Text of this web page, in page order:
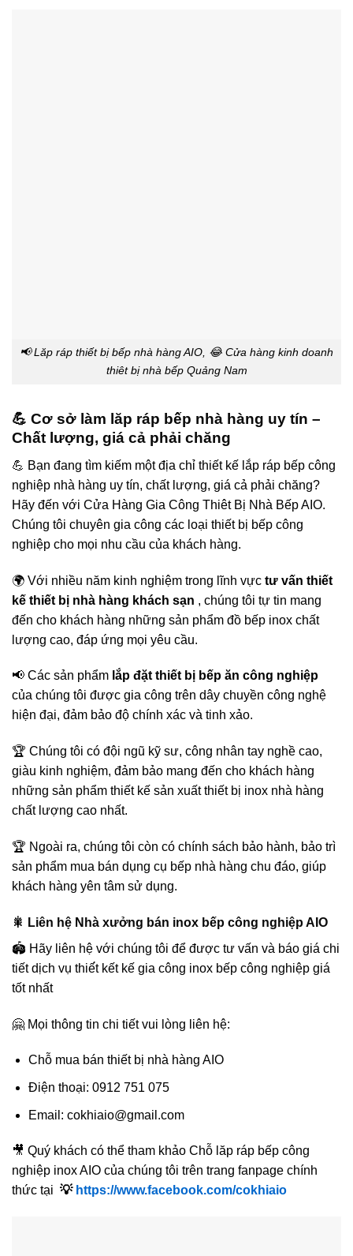
📢 Lăp ráp thiết bị bếp nhà hàng AIO, 😂 Cửa hàng kinh doanh
thiêt bị nhà bếp Quảng Nam
💪 Cơ sở làm lăp ráp bếp nhà hàng uy tín –
Chất lượng, giá cả phải chăng
💪 Bạn đang tìm kiếm một địa chỉ thiết kế lắp ráp bếp công
nghiệp nhà hàng uy tín, chất lượng, giá cả phải chăng?
Hãy đến với Cửa Hàng Gia Công Thiêt Bị Nhà Bếp AIO.
Chúng tôi chuyên gia công các loại thiết bị bếp công
nghiệp cho mọi nhu cầu của khách hàng.
🌍 Với nhiều năm kinh nghiệm trong lĩnh vực tư vấn thiết
kế thiết bị nhà hàng khách sạn , chúng tôi tự tin mang
đến cho khách hàng những sản phẩm đồ bếp inox chất
lượng cao, đáp ứng mọi yêu cầu.
📢 Các sản phẩm lắp đặt thiết bị bếp ăn công nghiệp
của chúng tôi được gia công trên dây chuyền công nghệ
hiện đại, đảm bảo độ chính xác và tinh xảo.
🏆 Chúng tôi có đội ngũ kỹ sư, công nhân tay nghề cao,
giàu kinh nghiệm, đảm bảo mang đến cho khách hàng
những sản phẩm thiết kế sản xuất thiết bị inox nhà hàng
chất lượng cao nhất.
🏆 Ngoài ra, chúng tôi còn có chính sách bảo hành, bảo trì
sản phẩm mua bán dụng cụ bếp nhà hàng chu đáo, giúp
khách hàng yên tâm sử dụng.
🎇 Liên hệ Nhà xưởng bán inox bếp công nghiệp AIO
🏟️ Hãy liên hệ với chúng tôi để được tư vấn và báo giá chi
tiết dịch vụ thiế́t kết kế gia công inox bếp công nghiệp giá
tốt nhất
🤗 Mọi thông tin chi tiết vui lòng liên hệ:
Chỗ mua bán thiết bị nhà hàng AIO
Điện thoại: 0912 751 075
Email: cokhiaio@gmail.com
🎥 Quý khách có thể tham khảo Chỗ lăp ráp bếp công
nghiệp inox AIO của chúng tôi trên trang fanpage chính
thức tại 💡 https://www.facebook.com/cokhiaio